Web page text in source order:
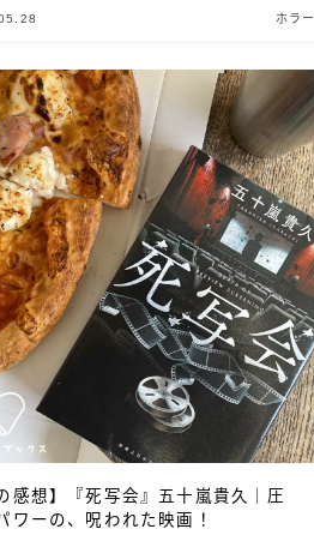
ホラー
感想】『死写会』五十嵐貴久｜圧
ワーの、呪われた映画！